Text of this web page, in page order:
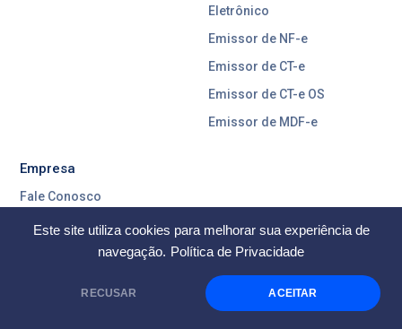
Este site utiliza cookies para melhorar sua experiência de
navegação. Política de Privacidade
RECUSAR ACEITAR
Eletrônico
Emissor de NF-e
Emissor de CT-e
Emissor de CT-e OS
Emissor de MDF-e
Empresa
Fale Conosco
Sobre nós
Missão, Visão e Valores